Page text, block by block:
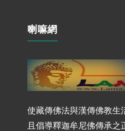
喇嘛網
使藏傳佛法與漢傳佛教生
且倡導釋迦牟尼佛傳承之